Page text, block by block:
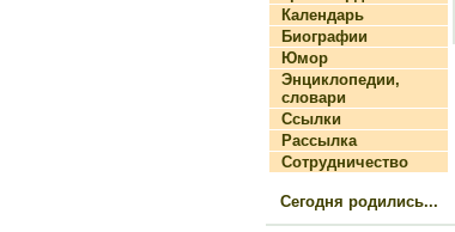
Календарь
Биографии
Юмор
Энциклопедии,
словари
Ссылки
Рассылка
Сотрудничество
Сегодня родились...